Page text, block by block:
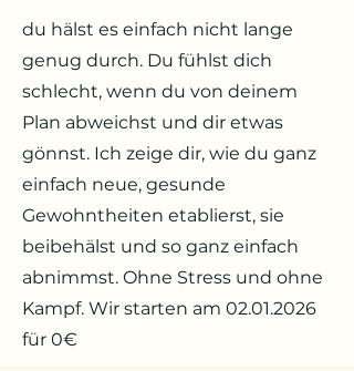
du hälst es einfach nicht lange
genug durch. Du fühlst dich
schlecht, wenn du von deinem
Plan abweichst und dir etwas
gönnst. Ich zeige dir, wie du ganz
einfach neue, gesunde
Gewohntheiten etablierst, sie
beibehälst und so ganz einfach
abnimmst. Ohne Stress und ohne
Kampf. Wir starten am 02.01.2026
für 0€